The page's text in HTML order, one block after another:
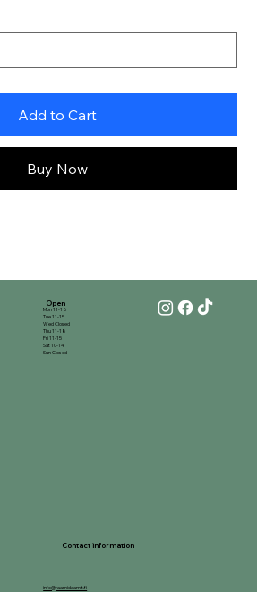
Add to Cart
Buy Now
Contact information
info@raamidaamit.fi
Mon 11-18
Tue 11-15
Wed Closed
Thu 11-18
Fri 11-15
Sat 10-14
Sun Closed
Open